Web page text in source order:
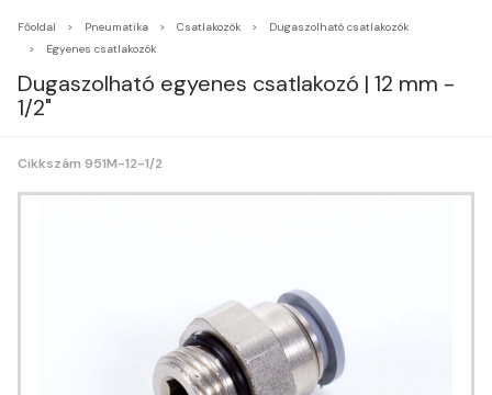
Főoldal Pneumatika Csatlakozók
Dugaszolható csatlakozók
Egyenes csatlakozók
Dugaszolható egyenes csatlakozó | 12 mm -
1/2"
Cikkszám 951M-12-1/2